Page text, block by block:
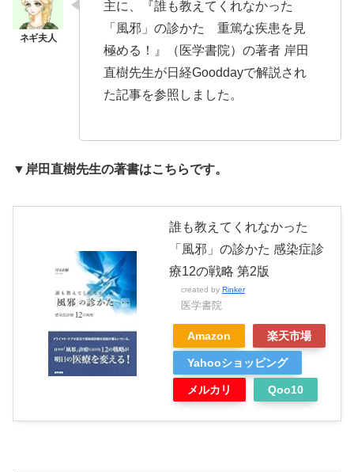
主に、『誰も教えてくれなかった
「風邪」の診かた 重篤な疾患を見
極める！』（医学書院）の著者 岸田
直樹先生が日経Gooddayで解説され
た記事を参照しました。
▼岸田直樹先生の著書はこちらです。
誰も教えてくれなかった
「風邪」の診かた 感染症診
療12の戦略 第2版
created by Rinker
医学書院
Amazon 楽天市場
Yahooショッピング
メルカリ Qoo10